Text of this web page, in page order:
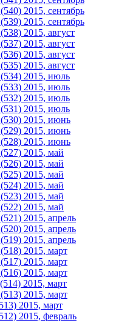
2015, сентябрь
2015, сентябрь
2015, август
2015, август
2015, август
2015, август
2015, июль
2015, июль
2015, июль
2015, июль
2015, июнь
2015, июнь
2015, июнь
2015, май
2015, май
2015, май
2015, май
2015, май
2015, май
2015, апрель
2015, апрель
2015, апрель
2015, март
2015, март
2015, март
2015, март
2015, март
2015, март
2015, февраль